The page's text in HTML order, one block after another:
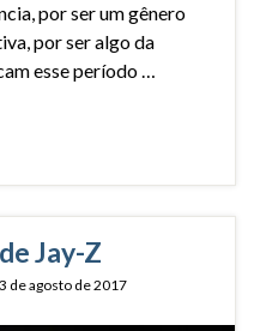
por ser um gênero
por ser algo da
esse período …
Jay-Z
3 de agosto de 2017